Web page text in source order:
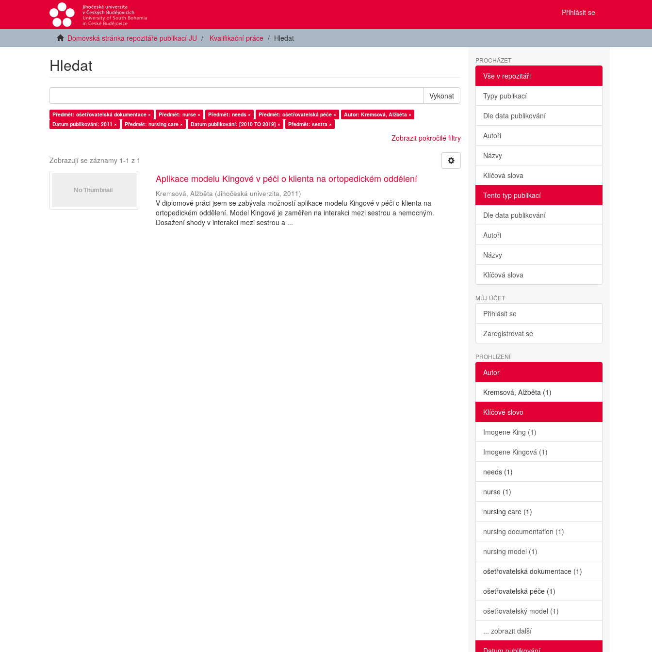
Přihlásit se
Domovská stránka repozitáře publikací JU Kvalifikační práce Hledat
Hledat
Vykonat
Předmět: ošetřovatelská dokumentace × Předmět: nurse × Předmět: needs × Předmět: ošetřovatelská péče ×
Autor: Kremsová, Alžběta ×
Datum publikování: 2011 ×
Předmět: nursing care × Datum publikování: [2010 TO 2019] × Předmět: sestra ×
Zobrazit pokročilé filtry
Zobrazují se záznamy 1-1 z 1
Aplikace modelu Kingové v péči o klienta na ortopedickém oddělení
Kremsová, Alžběta (Jihočeská univerzita,2011)
V diplomové práci jsem se zabývala možností aplikace modelu Kingové v péči o klienta na
ortopedickém oddělení. Model Kingové je zaměřen na interakci mezi sestrou a nemocným.
Dosažení shody v interakci mezi sestrou a ...
PROCHÁZET
Vše v repozitáři
Typy publikací
Dle data publikování
Autoři
Názvy
Klíčová slova
Tento typ publikací
Dle data publikování
Autoři
Názvy
Klíčová slova
MŮJ ÚČET
Přihlásit se
Zaregistrovat se
PROHLÍŽENÍ
Autor
Kremsová, Alžběta (1)
Klíčové slovo
Imogene King (1)
Imogene Kingová (1)
needs (1)
nurse (1)
nursing care (1)
nursing documentation (1)
nursing model (1)
ošetřovatelská dokumentace (1)
ošetřovatelská péče (1)
ošetřovatelský model (1)
... zobrazit další